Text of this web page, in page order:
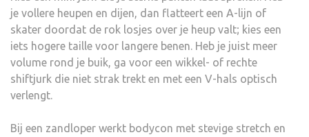
je vollere heupen en dijen, dan flatteert een A-lijn of
skater doordat de rok losjes over je heup valt; kies een
iets hogere taille voor langere benen. Heb je juist meer
volume rond je buik, ga voor een wikkel- of rechte
shiftjurk die niet strak trekt en met een V-hals optisch
verlengt.
Bij een zandloper werkt bodycon met stevige stretch en